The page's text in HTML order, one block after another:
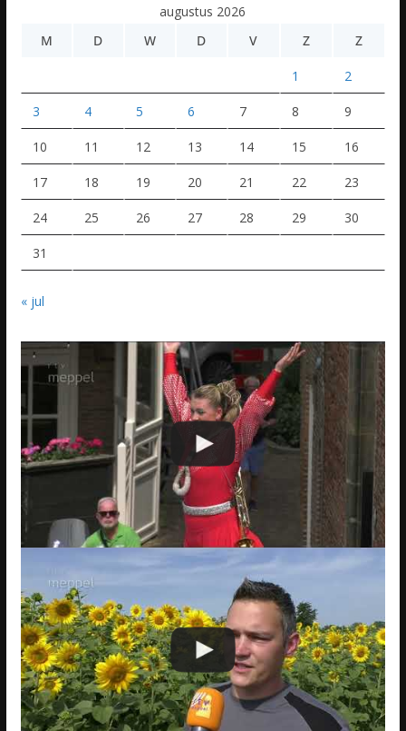
augustus 2026
M
D W D V Z Z
1 2
3 4 5 6 7 8 9
10 11 12 13 14 15 16
17 18 19 20 21 22 23
24 25 26 27 28 29 30
31
« jul